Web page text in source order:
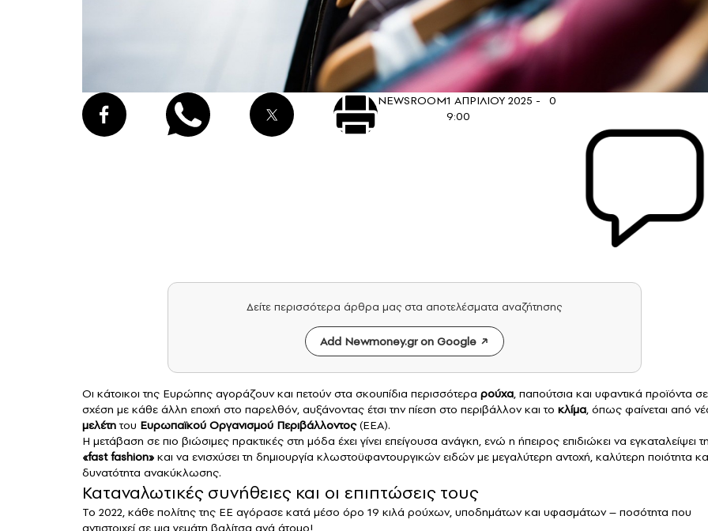
NEWSROOM1 ΑΠΡΙΛΙΟΥ 2025 -
9:00
0
Δείτε περισσότερα άρθρα μας στα αποτελέσματα αναζήτησης
Add Newmoney.gr on Google
Οι κάτοικοι της Ευρώπης αγοράζουν και πετούν στα σκουπίδια περισσότερα ρούχα, παπούτσια και υφαντικά προϊόντα σε
σχέση με κάθε άλλη εποχή στο παρελθόν, αυξάνοντας έτσι την πίεση στο περιβάλλον και το κλίμα, όπως φαίνεται από
μελέτητου Ευρωπαϊκού Οργανισμού Περιβάλλοντος(EEA).
Η μετάβαση σε πιο βιώσιμες πρακτικές στη μόδα έχει γίνει επείγουσα ανάγκη, ενώ η ήπειρος επιδιώκει να εγκαταλείψει τη
«fast fashion» και να ενισχύσει τη δημιουργία κλωστοϋφαντουργικών ειδών με μεγαλύτερη αντοχή, καλύτερη ποιότητα
δυνατότητα ανακύκλωσης.
Καταναλωτικές συνήθειες και οι επιπτώσεις τους
Το 2022, κάθε πολίτης της ΕΕ αγόρασε κατά μέσο όρο 19 κιλά ρούχων, υποδημάτων και υφασμάτων – ποσότητα που